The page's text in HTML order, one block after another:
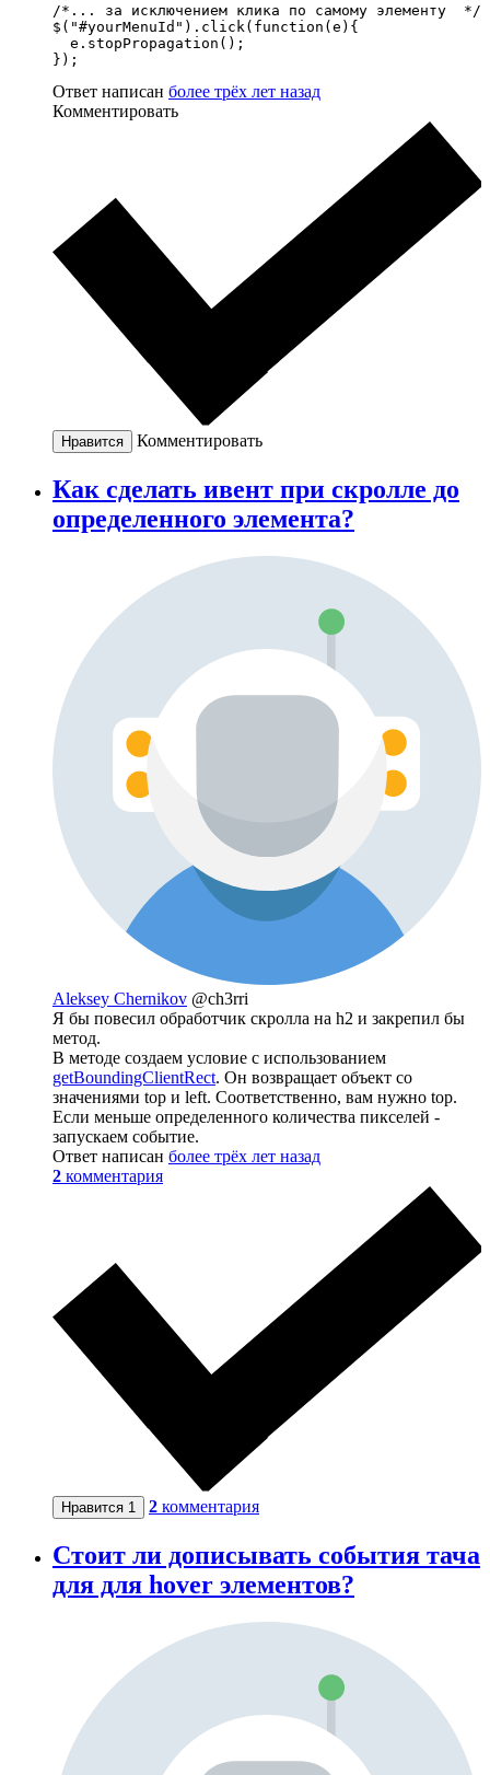
/*... за исключением клика по самому элементу  */
$("#yourMenuId").click(function(e){
  e.stopPropagation();
});
Ответ написан более трёх лет назад
Комментировать
Нравится Комментировать
Как сделать ивент при скролле до
определенного элемента?
Aleksey Chernikov @ch3rri
Я бы повесил обработчик скролла на h2 и закрепил бы
метод.
В методе создаем условие с использованием
getBoundingClientRect. Он возвращает объект со
значениями top и left. Соответственно, вам нужно top.
Если меньше определенного количества пикселей -
запускаем событие.
Ответ написан более трёх лет назад
2 комментария
Нравится 1 2 комментария
Стоит ли дописывать события тача
для для hover элементов?